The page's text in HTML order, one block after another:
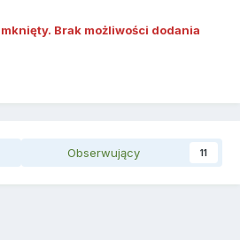
Brak możliwości dodania
Obserwujący 11